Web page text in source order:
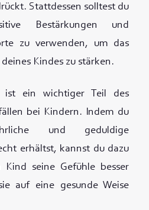
Stattdessen solltest du
Bestärkungen und
zu verwenden, um das
Kindes zu stärken.
ist ein wichtiger Teil des
bei Kindern. Indem du
und geduldige
erhältst, kannst du dazu
seine Gefühle besser
auf eine gesunde Weise